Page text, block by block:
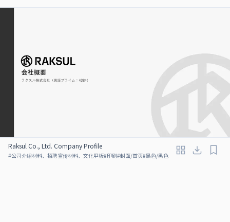
Raksul Co., Ltd. Company Profile
#公司介绍材料、招聘宣传材料、文化甲板#印刷#封面/首页#黑色/黑色